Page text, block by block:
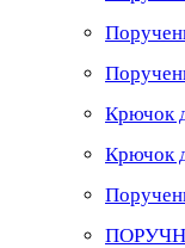
Крючок
Крючок